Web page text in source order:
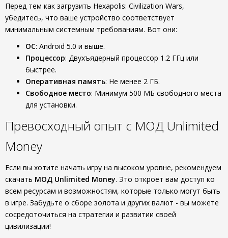
Перед тем как загрузить Hexapolis: Civilization Wars,
убедитесь, что ваше устройство соответствует
минимальным системным требованиям. Вот они:
ОС: Android 5.0 и выше.
Процессор: Двухъядерный процессор 1.2 ГГц или
быстрее.
Оперативная память: Не менее 2 ГБ.
Свободное место: Минимум 500 МБ свободного места
для установки.
Превосходный опыт с МОД Unlimited
Money
Если вы хотите начать игру на высоком уровне, рекомендуем
скачать МОД Unlimited Money. Это откроет вам доступ ко
всем ресурсам и возможностям, которые только могут быть
в игре. Забудьте о сборе золота и других валют - вы можете
сосредоточиться на стратегии и развитии своей
цивилизации!